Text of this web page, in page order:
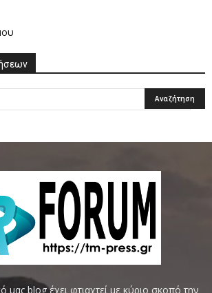
μας blog έχει φτιαχτεί με κύριο σκοπό την